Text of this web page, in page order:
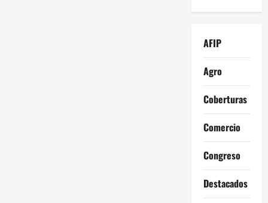
AFIP
Agro
Coberturas
Comercio
Congreso
Destacados